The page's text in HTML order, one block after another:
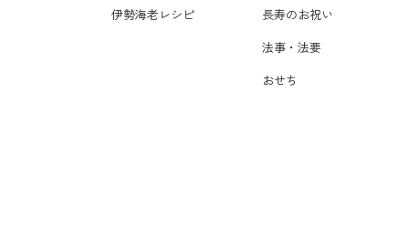
伊勢海老レシピ
長寿のお祝い
法事・法要
おせち